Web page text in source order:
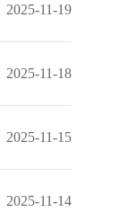
2025-11-19
2025-11-18
2025-11-15
2025-11-14